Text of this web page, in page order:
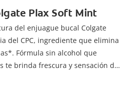
Plax Soft Mint
del enjuague bucal Colgate
del CPC, ingrediente que elimina
Fórmula sin alcohol que
te brinda frescura y sensación de